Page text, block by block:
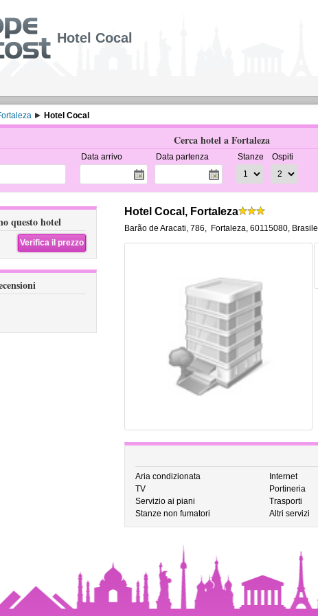
Hotel Cocal
Hotel Cocal
Cerca hotel a Fortaleza
Data arrivo Data partenza Stanze Ospiti
questo hotel
Verifica il prezzo
Hotel Cocal, Fortaleza
Barão de Aracati, 786, Fortaleza, 60115080, Brasile
Aria condizionata Internet
TV
Portineria
Servizio ai piani
Trasporti
Stanze non fumatori
Altri servizi